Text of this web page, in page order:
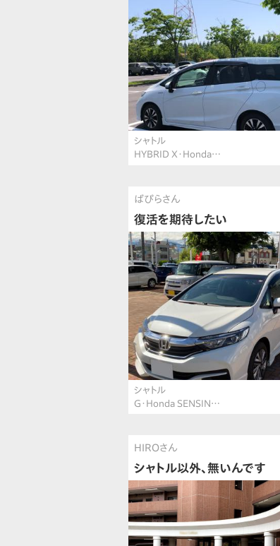
シャトル
HYBRID X・Honda…
ばぴらさん
復活を期待したい
シャトル
G・Honda SENSIN…
HIROさん
シャトル以外、無いんです